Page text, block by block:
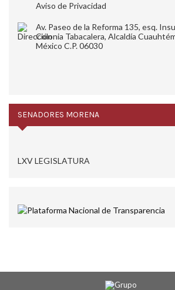
Aviso de Privacidad
Av. Paseo de la Reforma 135, esq.
Colonia Tabacalera, Alcaldía
México C.P. 06030
SENADORES MORENA
LXV LEGISLATURA